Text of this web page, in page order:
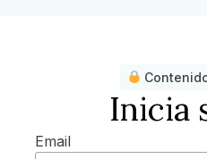
Inicia
Email